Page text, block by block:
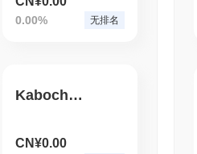
0.00% 无排名
Kabocha Protocol
CN¥0.00